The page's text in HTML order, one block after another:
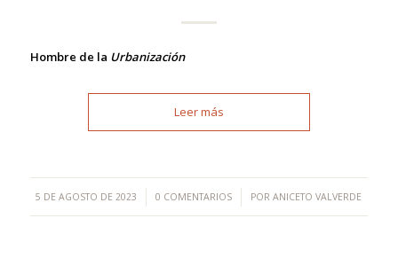
Hombre de la Urbanización
Leer más
5 DE AGOSTO DE 2023
/ 0 COMENTARIOS
/ PORANICETO VALVERDE